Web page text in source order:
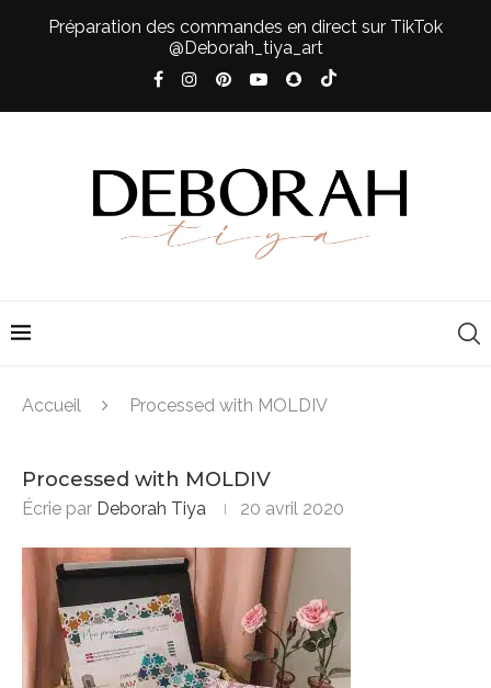
Préparation des commandes en direct sur TikTok
@Deborah_tiya_art
Accueil Processed with MOLDIV
Processed with MOLDIV
Écrie par Deborah Tiya 20 avril 2020